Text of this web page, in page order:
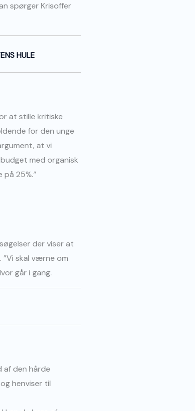
spørger Krisoffer
HULE
at stille kritiske
for den unge
at vi
med organisk
25%.”
der viser at
skal værne om
går i gang.
af den hårde
henviser til